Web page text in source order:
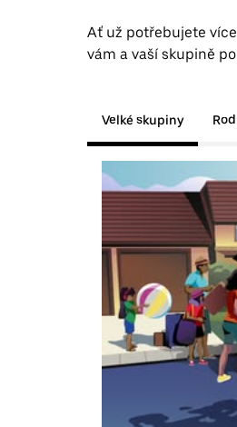
Ať už potřebujete
vám a vaší skupině
Velké skupiny